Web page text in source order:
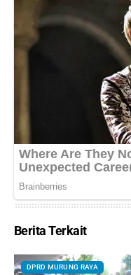
Berita Terkait
DPRD MURUNG RAYA